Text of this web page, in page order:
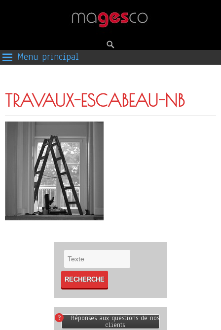
Menu principal
TRAVAUX-ESCABEAU-NB
Réponses aux questions de nos
clients